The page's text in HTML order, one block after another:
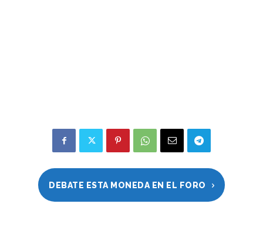
DEBATE ESTA MONEDA EN EL FORO